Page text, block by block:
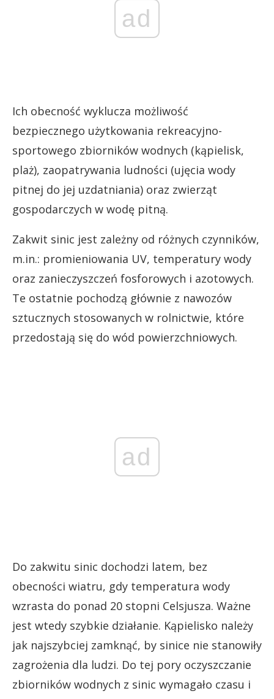
ad
Ich obecność wyklucza możliwość
bezpiecznego użytkowania rekreacyjno-
sportowego zbiorników wodnych (kąpielisk,
plaż), zaopatrywania ludności (ujęcia wody
pitnej do jej uzdatniania) oraz zwierząt
gospodarczych w wodę pitną.
Zakwit sinic jest zależny od różnych czynników,
m.in.: promieniowania UV, temperatury wody
oraz zanieczyszczeń fosforowych i azotowych.
Te ostatnie pochodzą głównie z nawozów
sztucznych stosowanych w rolnictwie, które
przedostają się do wód powierzchniowych.
ad
Do zakwitu sinic dochodzi latem, bez
obecności wiatru, gdy temperatura wody
wzrasta do ponad 20 stopni Celsjusza. Ważne
jest wtedy szybkie działanie. Kąpielisko należy
jak najszybciej zamknąć, by sinice nie stanowiły
zagrożenia dla ludzi. Do tej pory oczyszczanie
zbiorników wodnych z sinic wymagało czasu i